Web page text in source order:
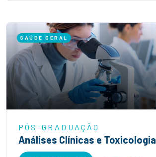
SAÚDE GERAL
PÓS-GRADUAÇÃO
Análises Clínicas e Toxicologia